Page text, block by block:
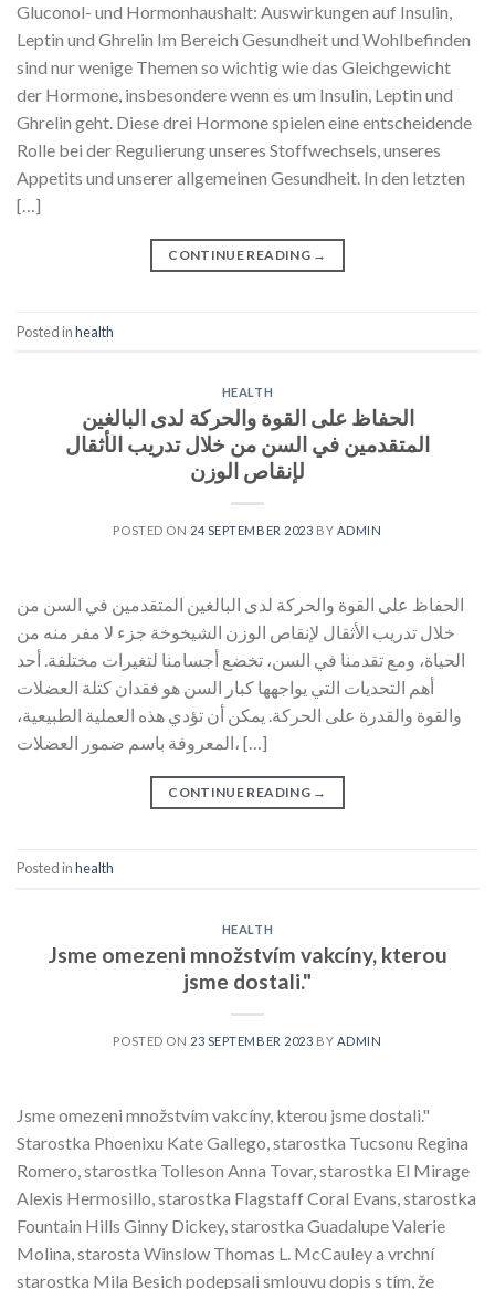
Gluconol- und Hormonhaushalt: Auswirkungen auf Insulin,
Leptin und Ghrelin Im Bereich Gesundheit und Wohlbefinden
sind nur wenige Themen so wichtig wie das Gleichgewicht
der Hormone, insbesondere wenn es um Insulin, Leptin und
Ghrelin geht. Diese drei Hormone spielen eine entscheidende
Rolle bei der Regulierung unseres Stoffwechsels, unseres
Appetits und unserer allgemeinen Gesundheit. In den letzten
[…]
CONTINUE READING →
Posted inhealth
HEALTH
الحفاظ على القوة والحركة لدى البالغين
المتقدمين في السن من خلال تدريب الأثقال
لإنقاص الوزن
POSTED ON 24 SEPTEMBER 2023 BY ADMIN
الحفاظ على القوة والحركة لدى البالغين المتقدمين في السن من
خلال تدريب الأثقال لإنقاص الوزن الشيخوخة جزء لا مفر منه من
الحياة، ومع تقدمنا ​​في السن، تخضع أجسامنا لتغيرات مختلفة. أحد
أهم التحديات التي يواجهها كبار السن هو فقدان كتلة العضلات
والقوة والقدرة على الحركة. يمكن أن تؤدي هذه العملية الطبيعية،
المعروفة باسم ضمور العضلات، […]
CONTINUE READING →
Posted inhealth
HEALTH
Jsme omezeni množstvím vakcíny, kterou
jsme dostali."
POSTED ON 23 SEPTEMBER 2023 BY ADMIN
Jsme omezeni množstvím vakcíny, kterou jsme dostali."
Starostka Phoenixu Kate Gallego, starostka Tucsonu Regina
Romero, starostka Tolleson Anna Tovar, starostka El Mirage
Alexis Hermosillo, starostka Flagstaff Coral Evans, starostka
Fountain Hills Ginny Dickey, starostka Guadalupe Valerie
Molina, starosta Winslow Thomas L. McCauley a vrchní
starostka Mila Besich podepsali smlouvu dopis s tím, že